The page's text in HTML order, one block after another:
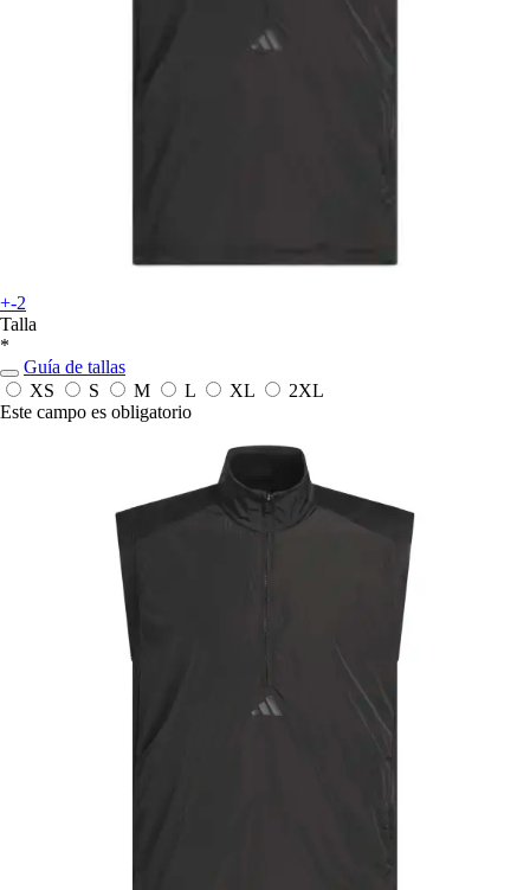
+-2
Talla
*
Guía de tallas
XS
S M L XL
2XL
Este campo es obligatorio